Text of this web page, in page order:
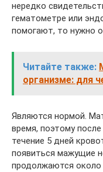
нередко
гематометре или
помогают, то нужно
Читайте также:
организме: для
Являются нормой.
время, поэтому
течение 5 дней
появиться мажущие
продолжаются около